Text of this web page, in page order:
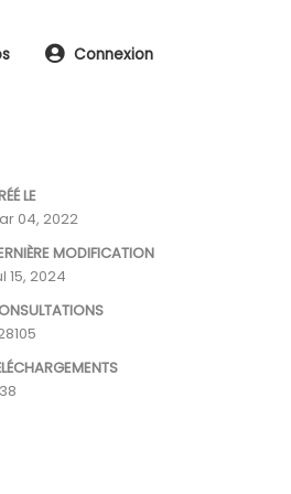
Connexion
LE
04, 2022
MODIFICATION
15, 2024